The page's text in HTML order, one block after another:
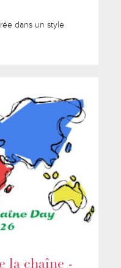
dans un style
la chaîne -